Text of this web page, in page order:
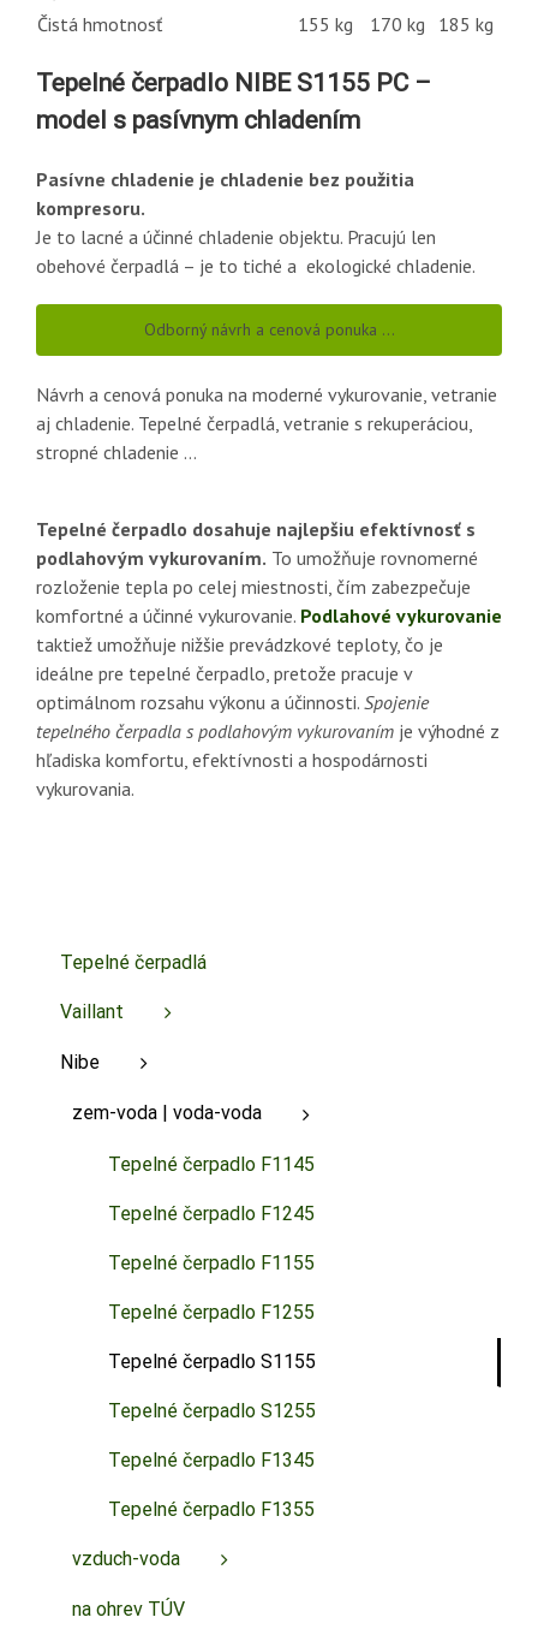
Čistá hmotnosť
155 kg 170 kg 185 kg
Tepelné čerpadlo NIBE S1155 PC –
model s pasívnym chladením
Pasívne chladenie je chladenie bez použitia
kompresoru.
Je to lacné a účinné chladenie objektu. Pracujú len
obehové čerpadlá – je to tiché a ekologické chladenie.
Odborný návrh a cenová ponuka …
Návrh a cenová ponuka na moderné vykurovanie, vetranie
aj chladenie. Tepelné čerpadlá, vetranie s rekuperáciou,
stropné chladenie …
Tepelné čerpadlo dosahuje najlepšiu efektívnosť s
podlahovým vykurovaním. To umožňuje rovnomerné
rozloženie tepla po celej miestnosti, čím zabezpečuje
komfortné a účinné vykurovanie. Podlahové vykurovanie
taktiež umožňuje nižšie prevádzkové teploty, čo je
ideálne pre tepelné čerpadlo, pretože pracuje v
optimálnom rozsahu výkonu a účinnosti. Spojenie
tepelného čerpadla s podlahovým vykurovanímje výhodné z
hľadiska komfortu, efektívnosti a hospodárnosti
vykurovania.
Tepelné čerpadlá
Vaillant
Nibe
zem-voda | voda-voda
Tepelné čerpadlo F1145
Tepelné čerpadlo F1245
Tepelné čerpadlo F1155
Tepelné čerpadlo F1255
Tepelné čerpadlo S1155
Tepelné čerpadlo S1255
Tepelné čerpadlo F1345
Tepelné čerpadlo F1355
vzduch-voda
na ohrev TÚV